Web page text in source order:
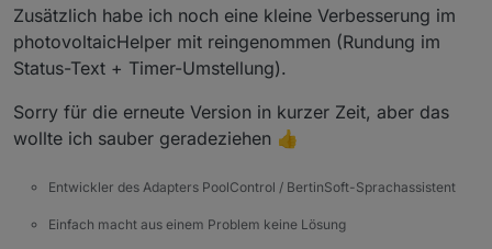
Zusätzlich habe ich noch eine kleine Verbesserung im
photovoltaicHelper mit reingenommen (Rundung im
Status-Text + Timer-Umstellung).
Sorry für die erneute Version in kurzer Zeit, aber das
wollte ich sauber geradeziehen 👍
Entwickler des Adapters PoolControl / BertinSoft-Sprachassistent
Einfach macht aus einem Problem keine Lösung